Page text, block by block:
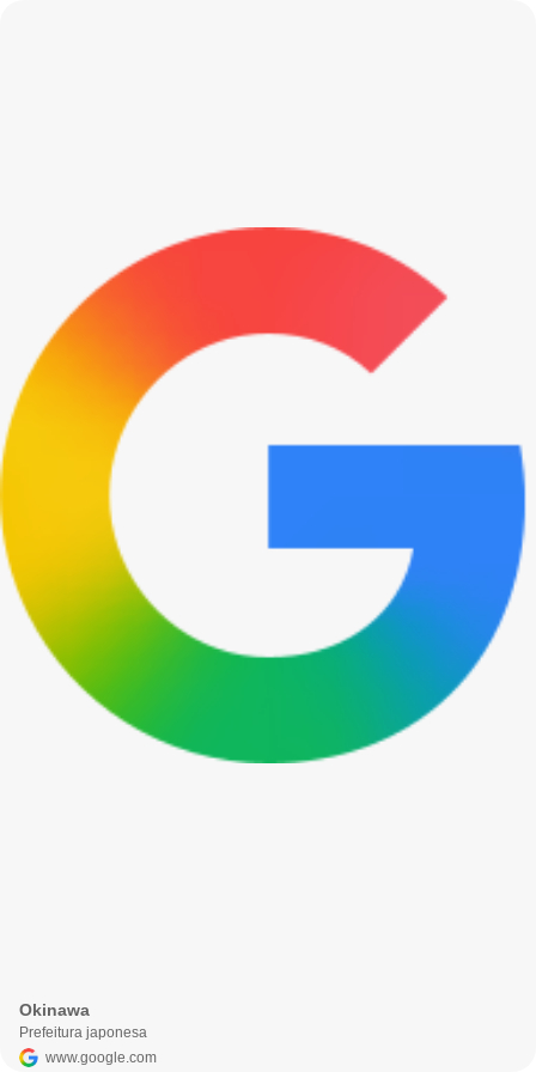
Okinawa
Prefeitura japonesa
www.google.com